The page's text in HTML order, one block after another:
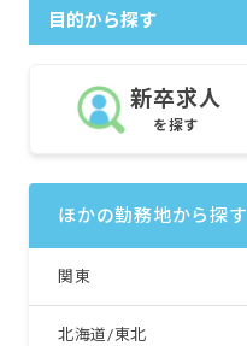
目的から探す
新卒求人
を探す
ほかの勤務地から探す
関東
北海道/東北